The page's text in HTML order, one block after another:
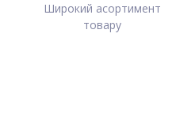
Широкий асортимент
товару